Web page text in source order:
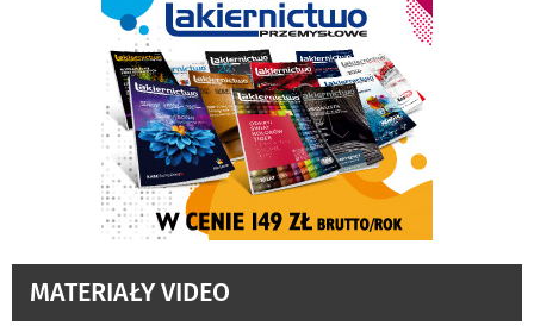
MATERIAŁY VIDEO